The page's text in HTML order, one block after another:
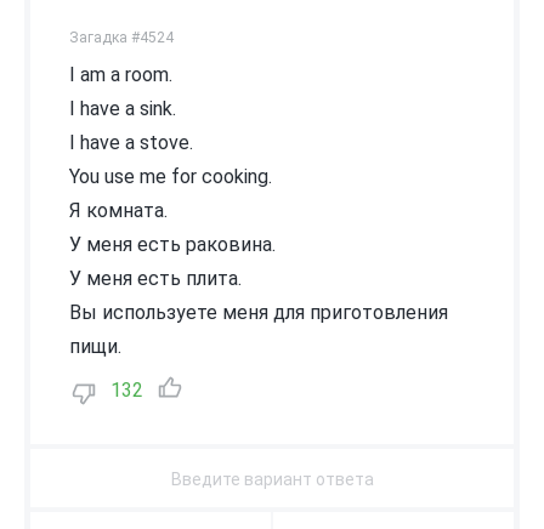
Загадка #4524
I am a room.
I have a sink.
I have a stove.
You use me for cooking.
Я комната.
У меня есть раковина.
У меня есть плита.
Вы используете меня для приготовления
пищи.
132